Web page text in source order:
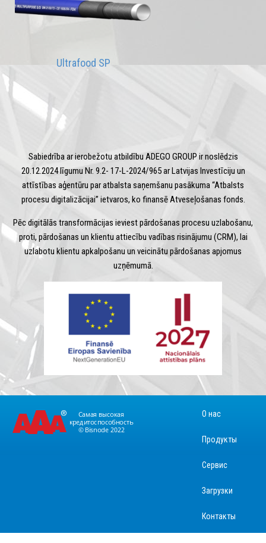
Ultrafood SP
Sabiedrība ar ierobežotu atbildību ADEGO GROUP ir noslēdzis
20.12.2024 līgumu Nr. 9.2- 17-L-2024/965 ar Latvijas Investīciju un
attīstības aģentūru par atbalsta saņemšanu pasākuma “Atbalsts
procesu digitalizācijai” ietvaros, ko finansē Atveseļošanas fonds.
Pēc digitālās transformācijas ieviest pārdošanas procesu uzlabošanu,
proti, pārdošanas un klientu attiecību vadības risinājumu (CRM), lai
uzlabotu klientu apkalpošanu un veicinātu pārdošanas apjomus
uzņēmumā.
О нас
Продукты
Сервис
Загрузки
Контакты